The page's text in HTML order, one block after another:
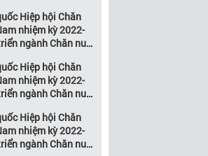
Khu gian hàng Việt Nam tại
Vietstock 2026 – Kết nối sức
toàn cầu
Hiệp hội Chăn
nhiệm kỳ 2022-
ngành Chăn nuôi
Hiệp hội Chăn
nhiệm kỳ 2022-
ngành Chăn nuôi
Hiệp hội Chăn
nhiệm kỳ 2022-
ngành Chăn nuôi